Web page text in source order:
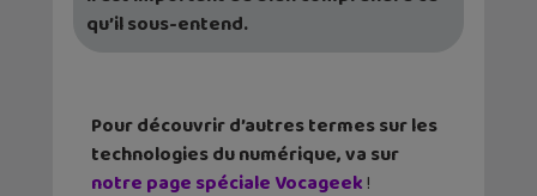
qu’il sous-entend.
Pour découvrir d’autres termes sur les
technologies du numérique, va sur
notre page spéciale Vocageek!